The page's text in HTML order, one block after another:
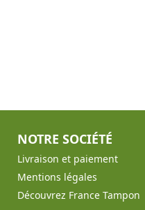
NOTRE SOCIÉTÉ
Livraison et paiement
Mentions légales
Découvrez France Tampon